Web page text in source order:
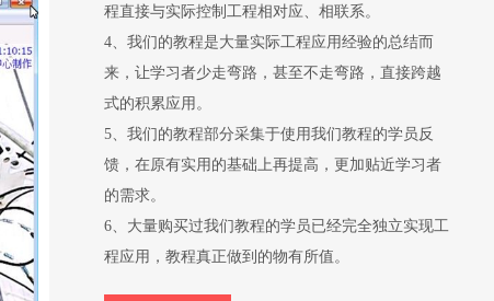
程直接与实际控制工程相对应、相联系。
4、我们的教程是大量实际工程应用经验的总结而
来，让学习者少走弯路，甚至不走弯路，直接跨越
式的积累应用。
5、我们的教程部分采集于使用我们教程的学员反
馈，在原有实用的基础上再提高，更加贴近学习者
的需求。
6、大量购买过我们教程的学员已经完全独立实现工
程应用，教程真正做到的物有所值。